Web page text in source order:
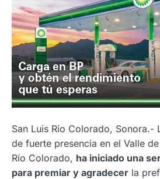
San Luis Río Colorado, Sonora.-
de fuerte presencia en el Valle
Río Colorado, ha iniciado una
para premiar y agradecer la